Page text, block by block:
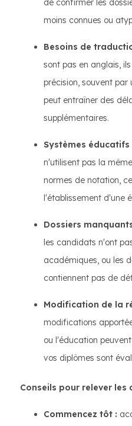
de confirmer les
moins connues ou
Besoins de
sont pas en anglais,
précision, souvent
peut entraîner des
supplémentaires.
Systèmes
n'utilisent pas la
normes de notation,
l'établissement d'une
Dossiers
les candidats n'ont
académiques, ou les
contiennent pas de
Modification de la
modifications
ou l'éducation
vos diplômes sont
Conseils pour relever les
Commencez tôt :